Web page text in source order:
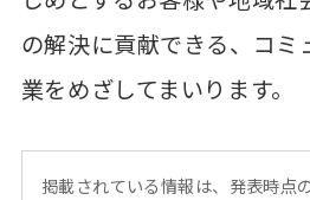
の解決に貢献できる、コミ
業をめざしてまいります。
掲載されている情報は、発表時点